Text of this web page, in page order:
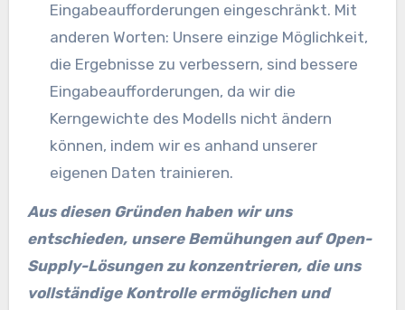
Eingabeaufforderungen eingeschränkt. Mit
anderen Worten: Unsere einzige Möglichkeit,
die Ergebnisse zu verbessern, sind bessere
Eingabeaufforderungen, da wir die
Kerngewichte des Modells nicht ändern
können, indem wir es anhand unserer
eigenen Daten trainieren.
Aus diesen Gründen haben wir uns
entschieden, unsere Bemühungen auf Open-
Supply-Lösungen zu konzentrieren, die uns
vollständige Kontrolle ermöglichen und